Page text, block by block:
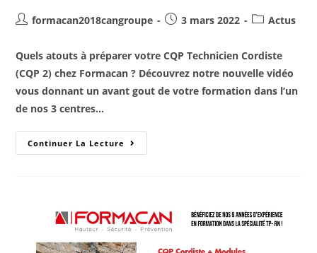
formacan2018cangroupe 3 mars 2022 Actus
Quels atouts à préparer votre CQP Technicien Cordiste
(CQP 2) chez Formacan ? Découvrez notre nouvelle vidéo
vous donnant un avant gout de votre formation dans l’un
de nos 3 centres…
Continuer La Lecture